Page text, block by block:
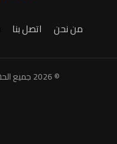
من نحن اتصل بنا
© 2026 جميع الحقوق محفوظة لـ